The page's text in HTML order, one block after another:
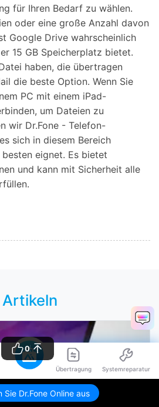
Übertragung Systemreparatur
Sie Dr.Fone Online aus
für Ihren Bedarf zu wählen.
oder eine große Anzahl davon
Google Drive wahrscheinlich
15 GB Speicherplatz bietet.
haben, die übertragen
die beste Option. Wenn Sie
PC mit einem iPad-
um Dateien zu
wir Dr.Fone - Telefon-
sich in diesem Bereich
eignet. Es bietet
und kann mit Sicherheit alle
0